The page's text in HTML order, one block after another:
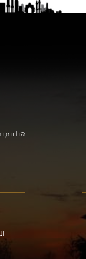
هنا يتم